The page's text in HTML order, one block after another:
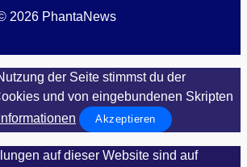
2026 PhantaNews
der Seite stimmst du der
und von eingebundenen Skripten
Akzeptieren
auf dieser Website sind auf